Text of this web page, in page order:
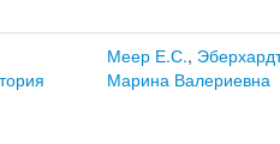
Меер Е.С.,
Марина Валериевна